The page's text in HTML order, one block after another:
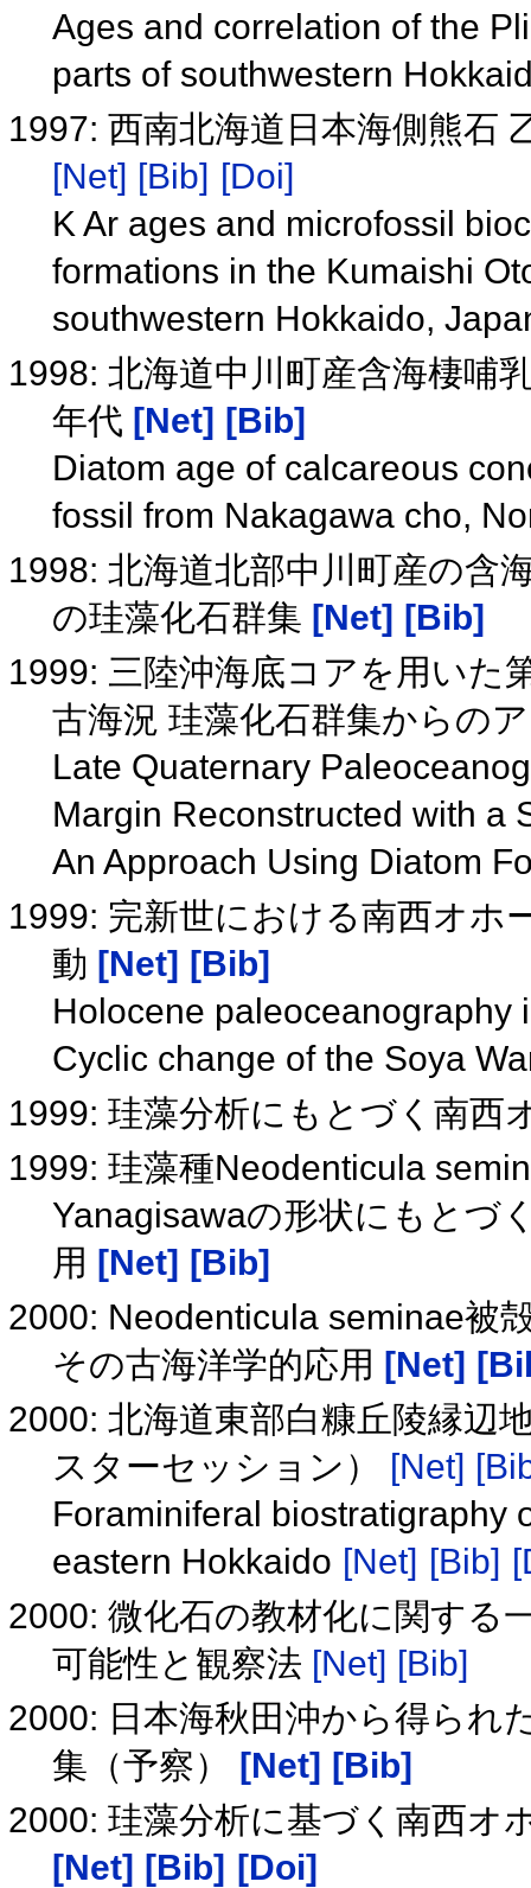
Ages and correlation of the
parts of southwestern
1997: 西南北海道日本海側熊石
[Net] [Bib] [Doi]
K Ar ages and microfossil
formations in the Kumaishi
southwestern Hokkaido,
1998: 北海道中川町産含海棲哺
年代 [Net] [Bib]
Diatom age of calcareous
fossil from Nakagawa cho,
1998: 北海道北部中川町産の含
の珪藻化石群集 [Net] [Bib]
1999: 三陸沖海底コアを用いた
古海況 珪藻化石群集からの
Late Quaternary
Margin Reconstructed with a
An Approach Using Diatom
1999: 完新世における南西オホ
動 [Net] [Bib]
Holocene paleoceanography
Cyclic change of the Soya
1999: 珪藻分析にもとづく南西
1999: 珪藻種Neodenticula
Yanagisawaの形状にもとづ
用 [Net] [Bib]
2000: Neodenticula seminae被
その古海洋学的応用 [Net]
2000: 北海道東部白糠丘陵縁辺
スターセッション）
[Net]
Foraminiferal biostratigraphy
eastern Hokkaido [Net] [Bib]
2000: 微化石の教材化に関する
可能性と観察法 [Net] [Bib]
2000: 日本海秋田沖から得られ
集（予察）
[Net] [Bib]
2000: 珪藻分析に基づく南西オ
[Net] [Bib] [Doi]